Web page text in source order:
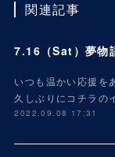
関連記事
いつも温かい応援を
久しぶりにコチラの
2022.09.08 17:31